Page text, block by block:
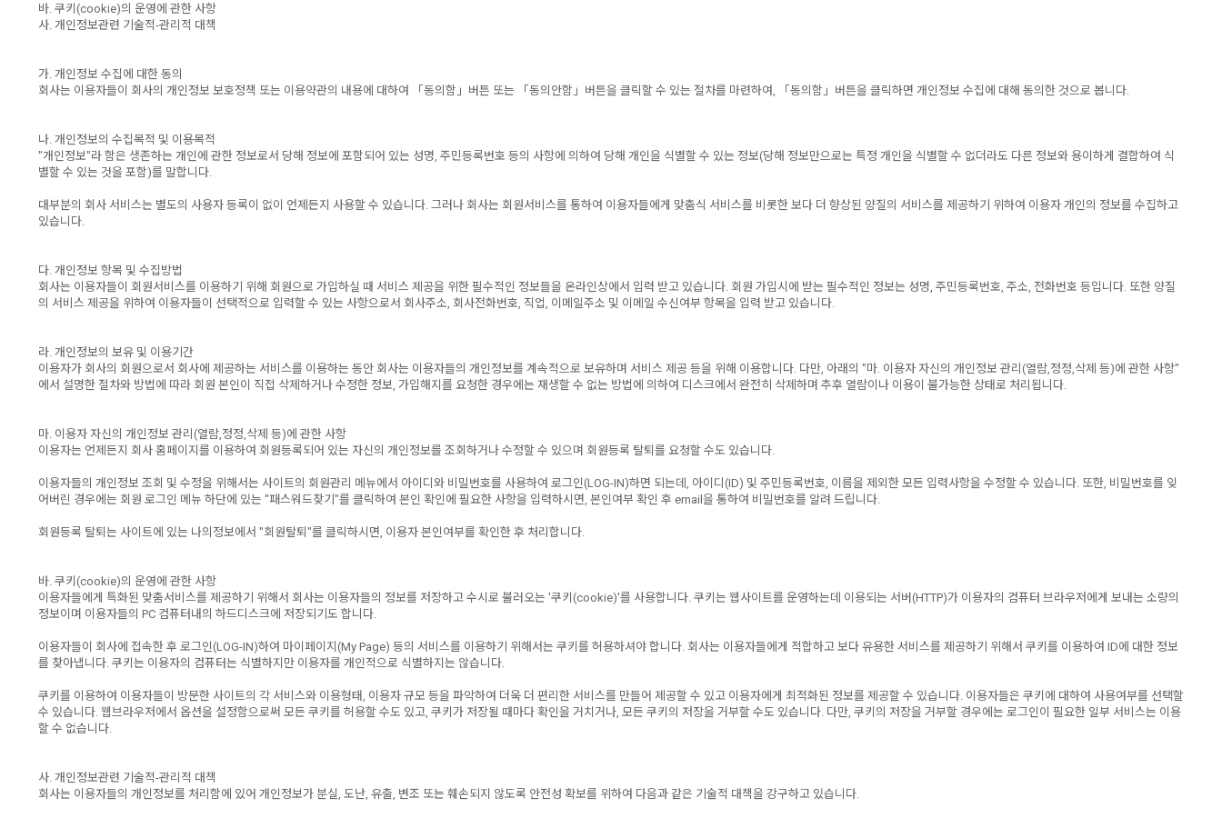
바. 쿠키(cookie)의 운영에 관한 사항
사. 개인정보관련 기술적-관리적 대책
가. 개인정보 수집에 대한 동의
회사는 이용자들이 회사의 개인정보 보호정책 또는 이용약관의 내용에 대하여 「동의함」버튼 또는 「동의안함」버튼을 클릭할 수 있는 절차를 마련하여, 「동의함」버튼을 클릭하면 개인정보 수집에 대해 동의한 것으로 봅니다.
나. 개인정보의 수집목적 및 이용목적
"개인정보"라 함은 생존하는 개인에 관한 정보로서 당해 정보에 포함되어 있는 성명, 주민등록번호 등의 사항에 의하여 당해 개인을 식별할 수 있는 정보(당해 정보만으로는 특정 개인을 식별할 수 없더라도 다른 정보와 용이하게 결합하여 식
별할 수 있는 것을 포함)를 말합니다.
대부분의 회사 서비스는 별도의 사용자 등록이 없이 언제든지 사용할 수 있습니다. 그러나 회사는 회원서비스를 통하여 이용자들에게 맞춤식 서비스를 비롯한 보다 더 향상된 양질의 서비스를 제공하기 위하여 이용자 개인의 정보를 수집하고
있습니다.
다. 개인정보 항목 및 수집방법
회사는 이용자들이 회원서비스를 이용하기 위해 회원으로 가입하실 때 서비스 제공을 위한 필수적인 정보들을 온라인상에서 입력 받고 있습니다. 회원 가입시에 받는 필수적인 정보는 성명, 주민등록번호, 주소, 전화번호 등입니다. 또한 양질
의 서비스 제공을 위하여 이용자들이 선택적으로 입력할 수 있는 사항으로서 회사주소, 회사전화번호, 직업, 이메일주소 및 이메일 수신여부 항목을 입력 받고 있습니다.
라. 개인정보의 보유 및 이용기간
이용자가 회사의 회원으로서 회사에 제공하는 서비스를 이용하는 동안 회사는 이용자들의 개인정보를 계속적으로 보유하며 서비스 제공 등을 위해 이용합니다. 다만, 아래의 "마. 이용자 자신의 개인정보 관리(열람,정정,삭제 등)에 관한 사항"
에서 설명한 절차와 방법에 따라 회원 본인이 직접 삭제하거나 수정한 정보, 가입해지를 요청한 경우에는 재생할 수 없는 방법에 의하여 디스크에서 완전히 삭제하며 추후 열람이나 이용이 불가능한 상태로 처리됩니다.
마. 이용자 자신의 개인정보 관리(열람,정정,삭제 등)에 관한 사항
이용자는 언제든지 회사 홈페이지를 이용하여 회원등록되어 있는 자신의 개인정보를 조회하거나 수정할 수 있으며 회원등록 탈퇴를 요청할 수도 있습니다.
이용자들의 개인정보 조회 및 수정을 위해서는 사이트의 회원관리 메뉴에서 아이디와 비밀번호를 사용하여 로그인(LOG-IN)하면 되는데, 아이디(ID) 및 주민등록번호, 이름을 제외한 모든 입력사항을 수정할 수 있습니다. 또한, 비밀번호를 잊
어버린 경우에는 회원 로그인 메뉴 하단에 있는 "패스워드찾기"를 클릭하여 본인 확인에 필요한 사항을 입력하시면, 본인여부 확인 후 email을 통하여 비밀번호를 알려 드립니다.
회원등록 탈퇴는 사이트에 있는 나의정보에서 "회원탈퇴"를 클릭하시면, 이용자 본인여부를 확인한 후 처리합니다.
바. 쿠키(cookie)의 운영에 관한 사항
이용자들에게 특화된 맞춤서비스를 제공하기 위해서 회사는 이용자들의 정보를 저장하고 수시로 불러오는 '쿠키(cookie)'를 사용합니다. 쿠키는 웹사이트를 운영하는데 이용되는 서버(HTTP)가 이용자의 컴퓨터 브라우저에게 보내는 소량의
정보이며 이용자들의 PC 컴퓨터내의 하드디스크에 저장되기도 합니다.
이용자들이 회사에 접속한 후 로그인(LOG-IN)하여 마이페이지(My Page) 등의 서비스를 이용하기 위해서는 쿠키를 허용하셔야 합니다. 회사는 이용자들에게 적합하고 보다 유용한 서비스를 제공하기 위해서 쿠키를 이용하여 ID에 대한 정보
를 찾아냅니다. 쿠키는 이용자의 컴퓨터는 식별하지만 이용자를 개인적으로 식별하지는 않습니다.
쿠키를 이용하여 이용자들이 방문한 사이트의 각 서비스와 이용형태, 이용자 규모 등을 파악하여 더욱 더 편리한 서비스를 만들어 제공할 수 있고 이용자에게 최적화된 정보를 제공할 수 있습니다. 이용자들은 쿠키에 대하여 사용여부를 선택할
수 있습니다. 웹브라우저에서 옵션을 설정함으로써 모든 쿠키를 허용할 수도 있고, 쿠키가 저장될 때마다 확인을 거치거나, 모든 쿠키의 저장을 거부할 수도 있습니다. 다만, 쿠키의 저장을 거부할 경우에는 로그인이 필요한 일부 서비스는 이용
할 수 없습니다.
사. 개인정보관련 기술적-관리적 대책
회사는 이용자들의 개인정보를 처리함에 있어 개인정보가 분실, 도난, 유출, 변조 또는 훼손되지 않도록 안전성 확보를 위하여 다음과 같은 기술적 대책을 강구하고 있습니다.